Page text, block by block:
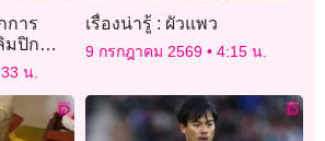
การ
มปิก
าวแล้ว
น.
เรื่องน่ารู้ : ผัวแพว
9 กรกฎาคม 2569 4:15 น.